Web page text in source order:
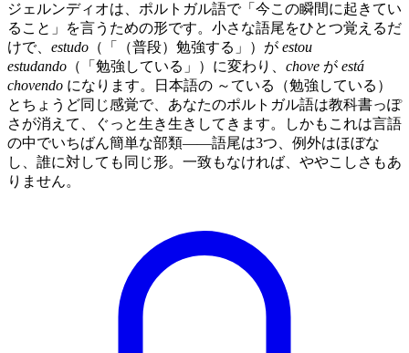
ジェルンディオは、ポルトガル語で「今この瞬間に起きてい
ること」を言うための形です。小さな語尾をひとつ覚えるだ
けで、 estudo （「（普段）勉強する」）が estou
estudando （「勉強している」）に変わり、 chove が está
chovendo になります。日本語の ～ている（勉強している）
とちょうど同じ感覚で、あなたのポルトガル語は教科書っぽ
さが消えて、ぐっと生き生きしてきます。しかもこれは言語
の中でいちばん簡単な部類——語尾は3つ、例外はほぼな
し、誰に対しても同じ形。一致もなければ、ややこしさもあ
りません。